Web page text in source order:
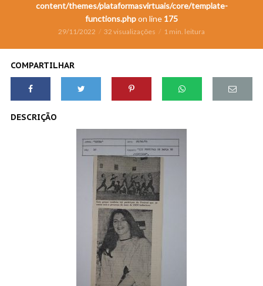
content/themes/plataformasvirtuais/core/template-
functions.phpon line 175
29/11/2022 32 visualizações 1 min. leitura
COMPARTILHAR
DESCRIÇÃO